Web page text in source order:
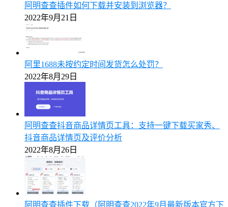
阿明查查插件如何下载并安装到浏览器？
2022年9月21日
阿里1688未按约定时间发货怎么处罚？
2022年8月29日
阿明查查抖音商品详情页工具：支持一键下载买家秀、
抖音商品详情页及评价分析
2022年8月26日
阿明查查插件下载（阿明查查2022年9月最新版本官方下